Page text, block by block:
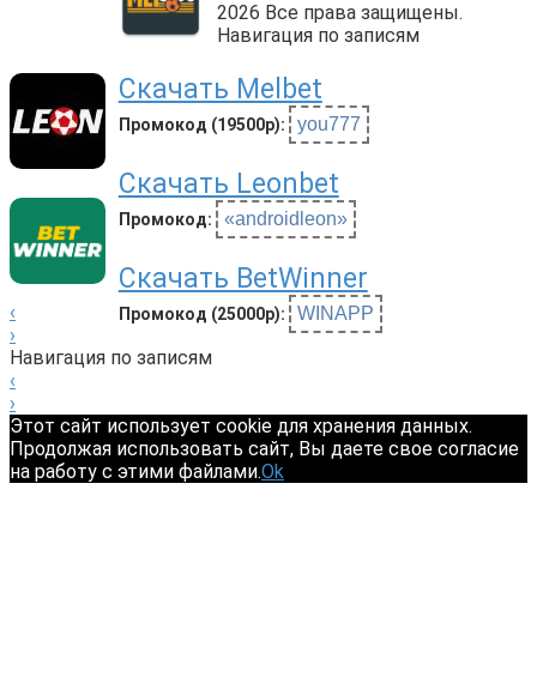
Скачать Melbet
Промокод (19500р): you777
Скачать Leonbet
Промокод: «androidleon»
Скачать BetWinner
Промокод (25000р): WINAPP
2026 Все права защищены.
Навигация по записям
‹
›
Навигация по записям
‹
›
Этот сайт использует cookie для хранения данных.
Продолжая использовать сайт, Вы даете свое согласие
на работу с этими файлами.Ok